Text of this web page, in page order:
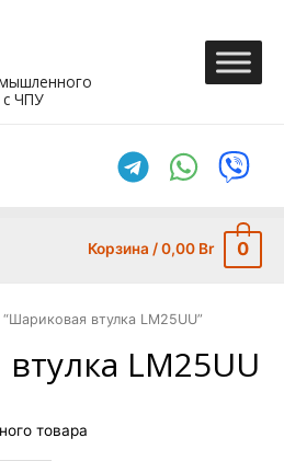
ЧПУ
Корзина /0,00 Br 0
втулка LM25UU”
LM25UU
товара